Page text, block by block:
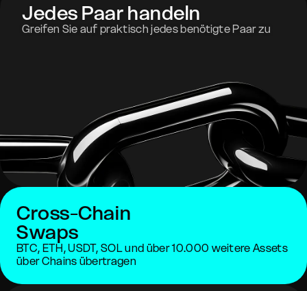
Jedes Paar handeln
Greifen Sie auf praktisch jedes benötigte Paar zu
Cross-Chain
Swaps
BTC, ETH, USDT, SOL und über 10.000 weitere Assets
über Chains übertragen